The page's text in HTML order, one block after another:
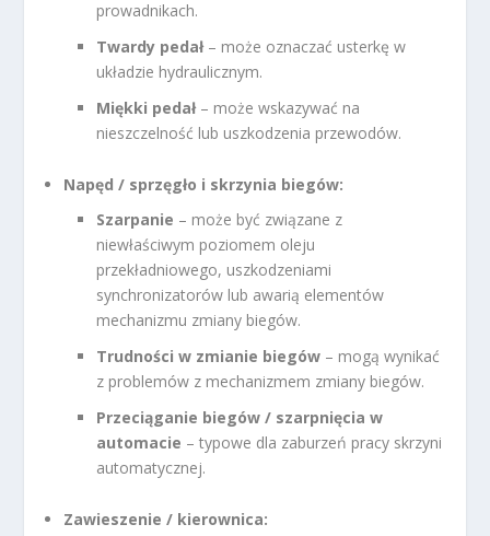
prowadnikach.
Twardy pedał– może oznaczać usterkę w
układzie hydraulicznym.
Miękki pedał– może wskazywać na
nieszczelność lub uszkodzenia przewodów.
Napęd / sprzęgło i skrzynia biegów:
Szarpanie – może być związane z
niewłaściwym poziomem oleju
przekładniowego, uszkodzeniami
synchronizatorów lub awarią elementów
mechanizmu zmiany biegów.
Trudności w zmianie biegów – mogą wynikać
z problemów z mechanizmem zmiany biegów.
Przeciąganie biegów / szarpnięcia w
automacie – typowe dla zaburzeń pracy skrzyni
automatycznej.
Zawieszenie / kierownica: